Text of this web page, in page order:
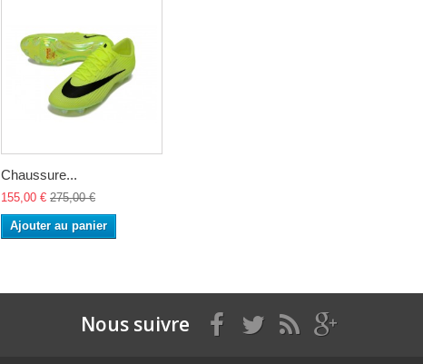
Chaussure...
155,00 € 275,00 €
Ajouter au panier
Nous suivre